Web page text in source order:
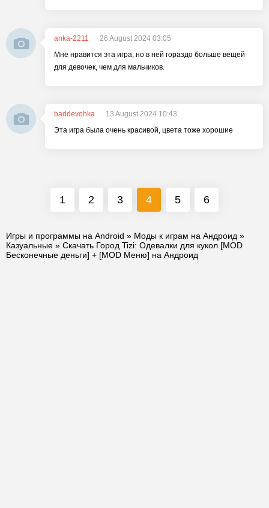
anka-2211
26 August 2024 03:05
Мне нравится эта игра, но в ней гораздо больше вещей
для девочек, чем для мальчиков.
baddevohka
13 August 2024 10:43
Эта игра была очень красивой, цвета тоже хорошие
1 2 3 4 5 6
Игры и программы на Android » Моды к играм на Андроид »
Казуальные » Скачать Город Tizi: Одевалки для кукол [MOD
Бесконечные деньги] + [MOD Меню] на Андроид